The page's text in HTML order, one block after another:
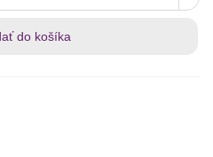
do košíka